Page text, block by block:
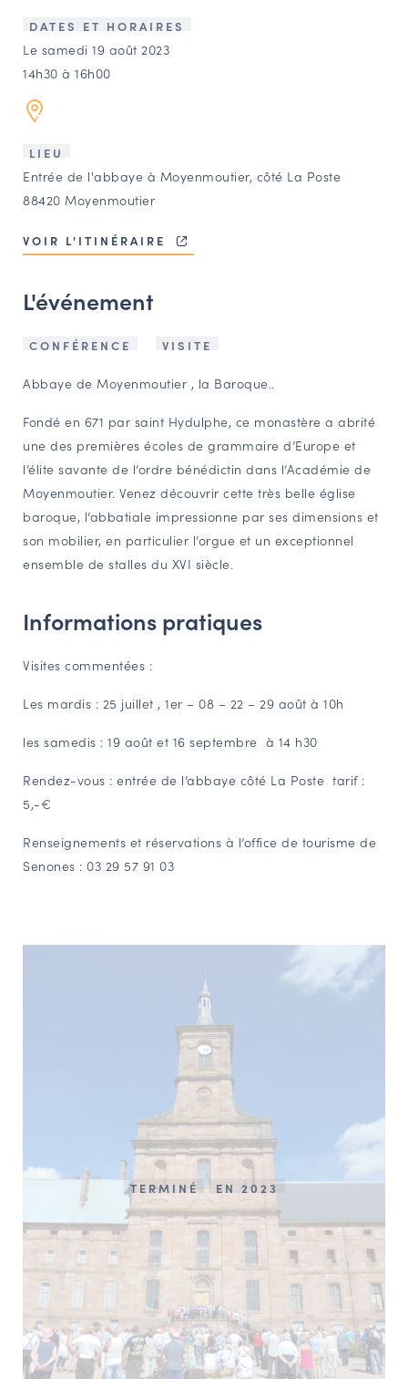
CONTACT
Agenda
Annuaire
Ressources
OFFRES D’EMPLOI ET DE STAGE
OUTILS EN LIGNE
Espace acteurs
NAVIGATION FILTRÉE « ACTEURS »
PORTAIL CULTURE
Comité d'Histoire Régionale
Service Inventaire et Patrimoines de la Région Grand Est
VOUS ÊTES…
Étudiants & chercheurs
DATES ET HORAIRES
Le samedi 19 août 2023
14h30 à 16h00
LIEU
Entrée de l'abbaye à Moyenmoutier, côté La Poste
88420 Moyenmoutier
VOIR L'ITINÉRAIRE
L'événement
CONFÉRENCE VISITE
Abbaye de Moyenmoutier , la Baroque..
Fondé en 671 par saint Hydulphe, ce monastère a abrité
une des premières écoles de grammaire d’Europe et
l’élite savante de l’ordre bénédictin dans l’Académie de
Moyenmoutier. Venez découvrir cette très belle église
baroque, l’abbatiale impressionne par ses dimensions et
son mobilier, en particulier l’orgue et un exceptionnel
ensemble de stalles du XVI siècle.
Informations pratiques
Visites commentées :
Les mardis : 25 juillet , 1er – 08 – 22 – 29 août à 10h
les samedis : 19 août et 16 septembre à 14 h30
Rendez-vous : entrée de l’abbaye côté La Poste tarif :
5,-€
Renseignements et réservations à l’office de tourisme de
Senones : 03 29 57 91 03
TERMINÉ EN 2023